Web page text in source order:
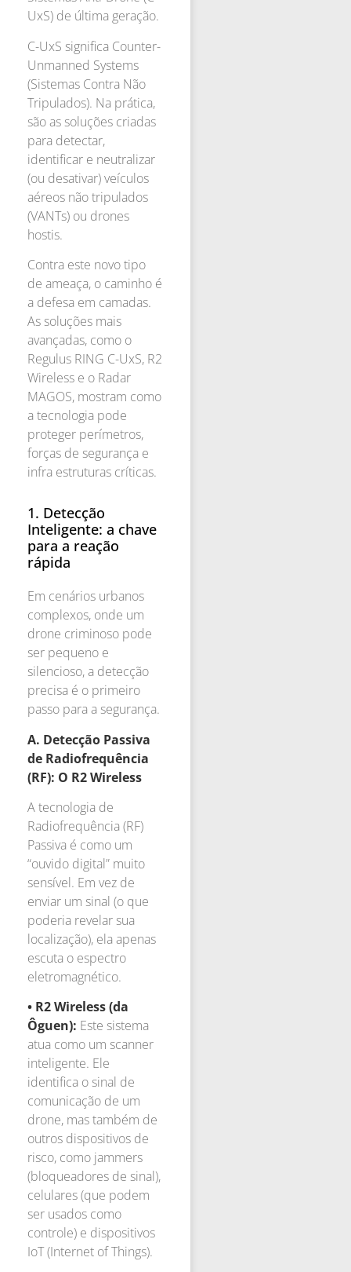
UxS) de última geração.
C-UxS significa Counter-
Unmanned Systems
(Sistemas Contra Não
Tripulados). Na prática,
são as soluções criadas
para detectar,
identificar e neutralizar
(ou desativar) veículos
aéreos não tripulados
(VANTs) ou drones
hostis.
Contra este novo tipo
de ameaça, o caminho é
a defesa em camadas.
As soluções mais
avançadas, como o
Regulus RING C-UxS, R2
Wireless e o Radar
MAGOS, mostram como
a tecnologia pode
proteger perímetros,
forças de segurança e
infra estruturas críticas.
1. Detecção
Inteligente: a chave
para a reação
rápida
Em cenários urbanos
complexos, onde um
drone criminoso pode
ser pequeno e
silencioso, a detecção
precisa é o primeiro
passo para a segurança.
A. Detecção Passiva
de Radiofrequência
(RF): O R2 Wireless
A tecnologia de
Radiofrequência (RF)
Passiva é como um
“ouvido digital” muito
sensível. Em vez de
enviar um sinal (o que
poderia revelar sua
localização), ela apenas
escuta o espectro
eletromagnético.
• R2 Wireless (da
Ôguen): Este sistema
atua como um scanner
inteligente. Ele
identifica o sinal de
comunicação de um
drone, mas também de
outros dispositivos de
risco, como jammers
(bloqueadores de sinal),
celulares (que podem
ser usados como
controle) e dispositivos
IoT (Internet of Things).